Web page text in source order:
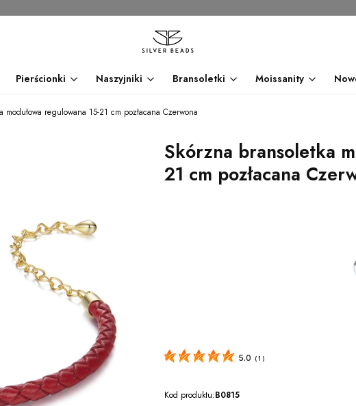
Pierścionki Naszyjniki Bransoletki Moissanity
modułowa regulowana 15-21 cm pozłacana Czerwona
Skórzna bransoletka
21 cm pozłacana
godzin
5.0 (1 )
Kod produktu:B0815